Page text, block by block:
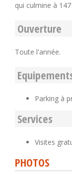
qui culmine à
Ouverture
Toute l'année.
Parking à
Services
Visites
PHOTOS